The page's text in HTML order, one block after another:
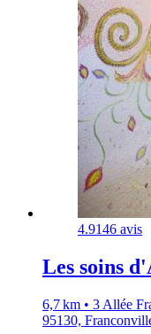
4.9146 avis
Les soins
6,7 km • 3 Allée
95130,